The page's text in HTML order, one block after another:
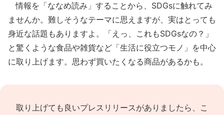
情報を「ななめ読み」することから、SDGsに触れてみ
ませんか。難しそうなテーマに思えますが、実はとっても
身近な話題もありますよ。「えっ、これもSDGsなの？」
と驚くような食品や雑貨など「生活に役立つモノ」を中心
に取り上げます。思わず買いたくなる商品があるかも。
取り上げても良いプレスリリースがありましたら、 こ